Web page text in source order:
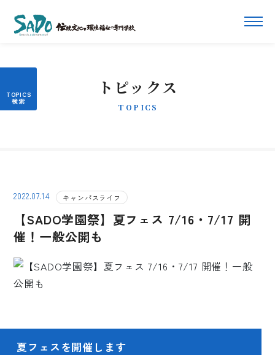
トピックス
TOPICS
2022.07.14 キャンパスライフ
【SADO学園祭】夏フェス 7/16・7/17 開
催！一般公開も
夏フェスを開催します